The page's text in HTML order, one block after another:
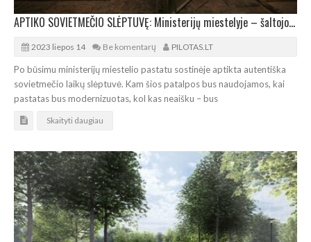
APTIKO SOVIETMEČIO SLĖPTUVĘ: Ministerijų miestelyje – šaltojo karo laikų autentika
2023 liepos 14 Be komentarų PILOTAS.LT
Po būsimu ministerijų miestelio pastatu sostinėje aptikta autentiška
sovietmečio laikų slėptuvė. Kam šios patalpos bus naudojamos, kai
pastatas bus modernizuotas, kol kas neaišku – bus
Skaityti daugiau